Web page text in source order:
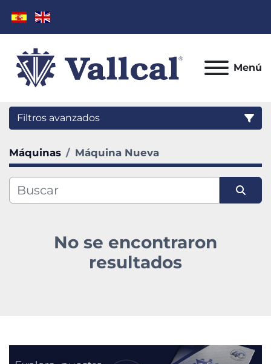
Menú
Filtros avanzados
Categoría
Fabricante
Máquinas Máquina Nueva
No se encontraron
resultados